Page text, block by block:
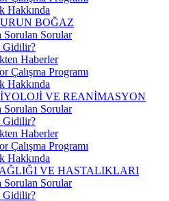
Hakkında
BOĞAZ
Sorulan Sorular
Gidilir?
Haberler
Çalışma Programı
Hakkında
VE REANİMASYON
Sorulan Sorular
Gidilir?
Haberler
Çalışma Programı
Hakkında
VE HASTALIKLARI
Sorulan Sorular
Gidilir?